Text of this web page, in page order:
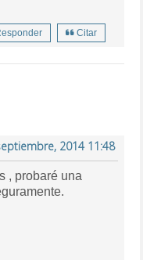
Citar
2014 11:48
, probaré una